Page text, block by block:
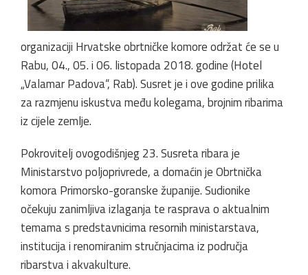
organizaciji Hrvatske obrtničke komore održat će se u
Rabu, 04., 05. i 06. listopada 2018. godine (Hotel
„Valamar Padova“, Rab). Susret je i ove godine prilika
za razmjenu iskustva među kolegama, brojnim ribarima
iz cijele zemlje.
Pokrovitelj ovogodišnjeg 23. Susreta ribara je
Ministarstvo poljoprivrede, a domaćin je Obrtnička
komora Primorsko-goranske županije. Sudionike
očekuju zanimljiva izlaganja te rasprava o aktualnim
temama s predstavnicima resornih ministarstava,
institucija i renomiranim stručnjacima iz područja
ribarstva i akvakulture.